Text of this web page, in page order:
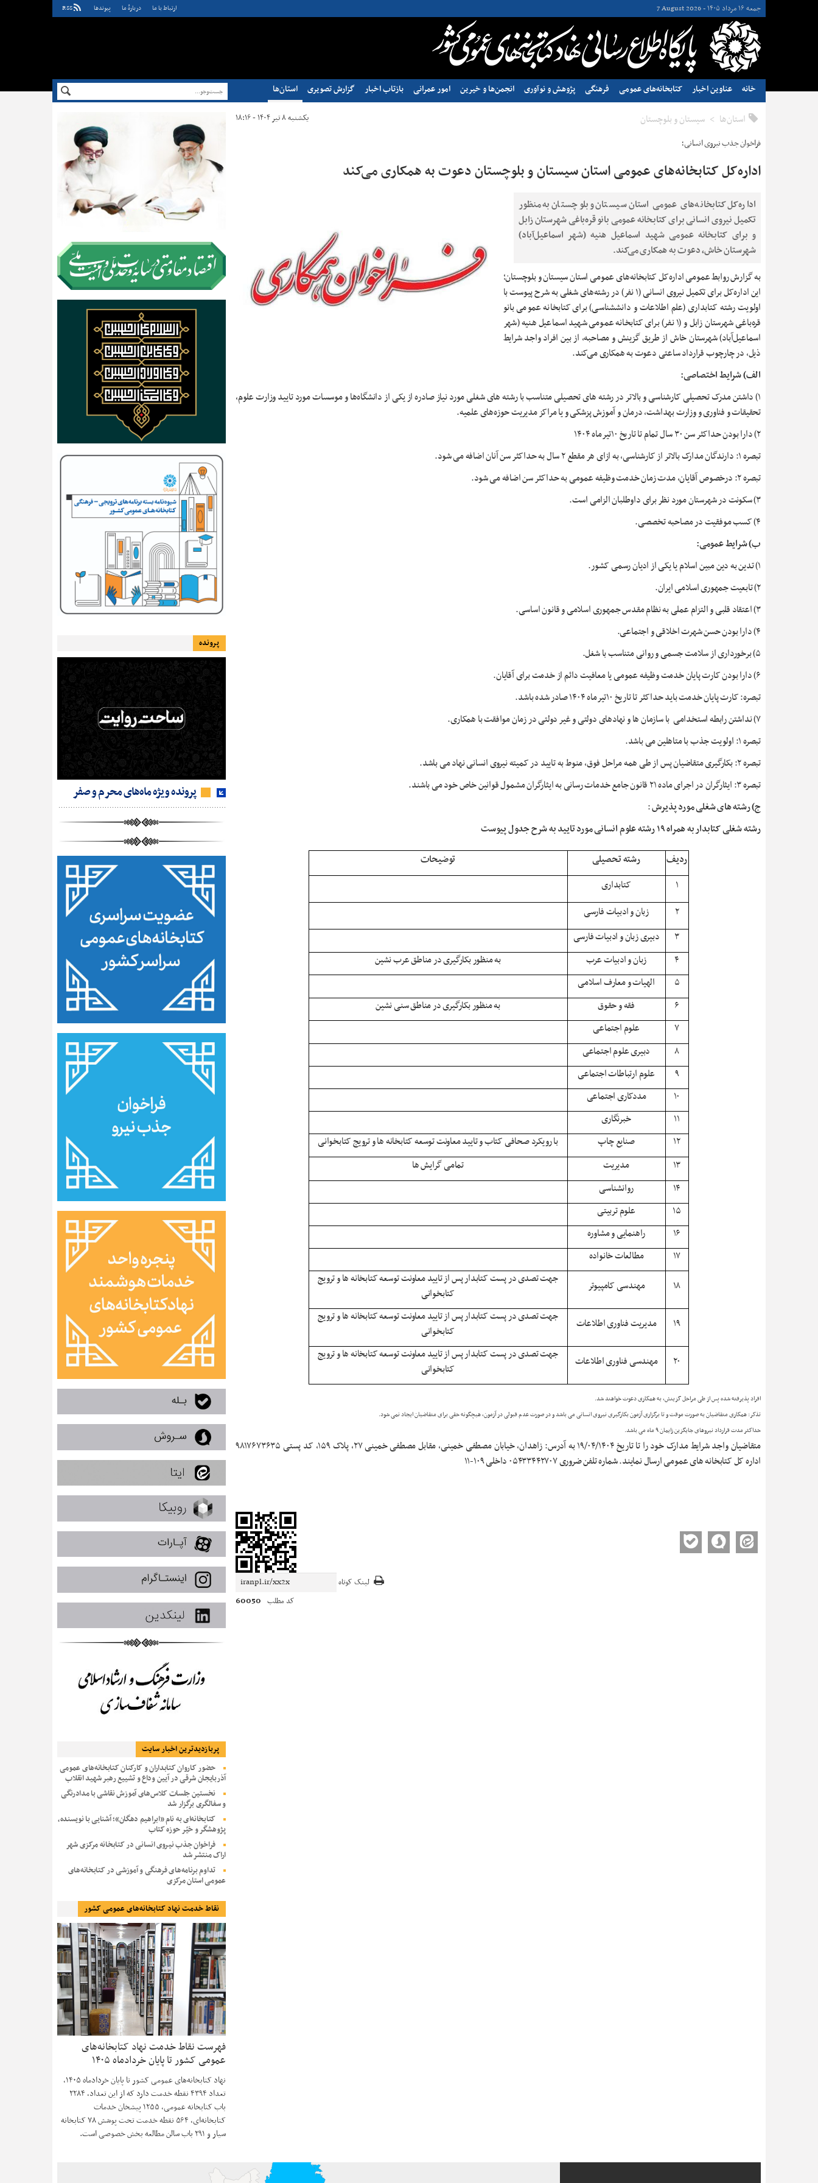
جمعه ۱۶ مرداد ۱۴۰۵ - 7 August 2026 ارتباط با ما دربارهٔ ما پيوندها RSS
خانه عناوین اخبار کتابخانه‌های عمومی فرهنگی پژوهش و نوآوری انجمن‌ها و خیرین امور عمرانی بازتاب اخبار گزارش تصویری استان‌ها
استان‌ها سيستان و بلوچستان یکشنبه ۸ تیر ۱۴۰۴ - ۱۸:۱۶
فراخوان جذب نیروی انسانی؛
اداره‌کل کتابخانه‌های عمومی استان سیستان و بلوچستان دعوت به همکاری می‌کند
اداره‌کل کتابخانه‌های عمومی استان سیستان و بلوچستان به منظور
تکمیل نیروی انسانی برای کتابخانه عمومی بانو قره‌باغی شهرستان زابل
و برای کتابخانه عمومی شهید اسماعیل هنیه (شهر اسماعیل‌آباد)
شهرستان خاش، دعوت به همکاری می‌کند.
به گزارش روابط عمومی اداره‌کل کتابخانه‌های عمومی استان سیستان و بلوچستان؛
این اداره‌کل برای تکمیل نیروی انسانی (۱ نفر) در رشته‌های شغلی به شرح پیوست با
اولویت رشته کتابداری (علم اطلاعات و دانش‎شناسی) برای کتابخانه عمومی بانو
قره‌باغی شهرستان زابل و (۱ نفر) برای کتابخانه عمومی شهید اسماعیل هنیه (شهر
اسماعیل‌آباد) شهرستان خاش از طریق گزینش و مصاحبه، از بین افراد واجد شرایط
ذیل، در چارچوب قرارداد ساعتی دعوت به همکاری می‌کند.
الف) شرایط اختصاصی:
۱) داشتن مدرک تحصیلی کارشناسی و بالاتر در رشته های تحصیلی متناسب با رشته های شغلی مورد نیاز صادره از یکی از دانشگاه‌ها و موسسات مورد تایید وزارت علوم،
تحقیقات و فناوری و وزارت بهداشت، درمان و آموزش پزشکی و یا مراکز مدیریت حوزه‌های علمیه.
۲) دارا بودن حداکثر سن ۳۰ سال تمام تا تاریخ ۱۰تیرماه ۱۴۰۴
تبصره ۱: دارندگان مدارک بالاتر از کارشناسی، به ازای هر مقطع ۲ سال به حداکثر سن آنان اضافه می شود.
تبصره ۲: درخصوص آقایان، مدت زمان خدمت وظیفه عمومی به حداکثر سن اضافه می شود.
۳) سکونت در شهرستان مورد نظر برای داوطلبان الزامی است.
۴) کسب موفقیت در مصاحبه تخصصی.
ب) شرایط عمومی:
۱) تدین به دین مبین اسلام یا یکی از ادیان رسمی کشور.
۲) تابعیت جمهوری اسلامی ایران.
۳) اعتقاد قلبی و التزام عملی به نظام مقدس جمهوری اسلامی و قانون اساسی.
۴) دارا بودن حسن شهرت اخلاقی و اجتماعی.
۵) برخورداری از سلامت جسمی و روانی متناسب با شغل.
۶) دارا بودن کارت پایان خدمت وظیفه عمومی یا معافیت دائم از خدمت برای آقایان.
تبصره: کارت پایان خدمت باید حداکثر تا تاریخ ۱۰تیرماه ۱۴۰۴ صادر شده باشد.
۷) نداشتن رابطه استخدامی با سازمان ها و نهادهای دولتی و غیر دولتی در زمان موافقت با همکاری.
تبصره ۱: اولویت جذب با متاهلین می باشد.
تبصره ۲: بکارگیری متقاضیان پس از طی همه مراحل فوق،‌ منوط به تایید در کمیته نیروی انسانی نهاد می باشد.
تبصره ۳: ایثارگران در اجرای ماده ۲۱ قانون جامع خدمات رسانی به ایثارگران مشمول قوانین خاص خود می باشند.
ج) رشته های شغلی مورد پذیرش:
رشته شغلی کتابدار به همراه ۱۹ رشته علوم انسانی مورد تایید به شرح جدول پیوست
ردیف
رشته تحصیلی
توضیحات
۱
کتابداری
۲
زبان و ادبیات فارسی
۳
دبیری زبان و ادبیات فارسی
۴
زبان و ادبیات عرب
به منظور بکارگیری در مناطق عرب نشین
۵
الهیات و معارف اسلامی
۶
فقه و حقوق
به منظور بکارگیری در مناطق سنی نشین
۷
علوم اجتماعی
۸
دبیری علوم اجتماعی
۹
علوم ارتباطات اجتماعی
۱۰
مددکاری اجتماعی
۱۱
خبرنگاری
۱۲
صنایع چاپ
با رویکرد صحافی کتاب و تایید معاونت توسعه کتابخانه ها و ترویج کتابخوانی
۱۳
مدیریت
تمامی گرایش ها
۱۴
روانشناسی
۱۵
علوم تربیتی
۱۶
راهنمایی و مشاوره
۱۷
مطالعات خانواده
۱۸
مهندسی کامپیوتر
جهت تصدی در پست کتابدار پس از تایید معاونت توسعه کتابخانه ها و ترویج
کتابخوانی
۱۹
مدیریت فناوری اطلاعات
جهت تصدی در پست کتابدار پس از تایید معاونت توسعه کتابخانه ها و ترویج
کتابخوانی
۲۰
مهندسی فناوری اطلاعات
جهت تصدی در پست کتابدار پس از تایید معاونت توسعه کتابخانه ها و ترویج
کتابخوانی
افراد پذیرفته شده پس از طی مراحل گزینش، به همکاری دعوت خواهند شد.
تذکر: همکاری متقاضیان به صورت موقت و تا برگزاری آزمون بکارگیری نیروی انسانی می باشد و در صورت عدم قبولی در آزمون، هیچگونه حقی برای متقاضیان ایجاد نمی شود.
حداکثر مدت قرارداد نیروهای جایگزین زایمان۹ماه می باشد.
متقاضیان واجد شرایط مدارک خود را تا تاریخ ۱۹/۰۴/۱۴۰۴ به آدرس: زاهدان، خیابان مصطفی خمینی، مقابل مصطفی خمینی ۲۷، پلاک ۱۵۹، کد پستی ۹۸۱۷۶۷۳۶۳۵
اداره کل کتابخانه های عمومی ارسال نمایند. شماره تلفن ضروری ۰۵۴۳۳۴۴۲۷۰۷ داخلی ۱۰۹-۱۱
لینک کوتاه
کد مطلب 60050
پرونده
پرونده ویژه ماه‌های محرم و صفر
پربازديدترين اخبار سایت
حضور کاروان کتابداران و کارکنان کتابخانه‌های عمومی
آذربایجان شرقی در آیین وداع و تشییع رهبر شهید انقلاب
نخستین جلسات کلاس‌های آموزش نقاشی با مدادرنگی
و سفالگری برگزار شد
کتابخانه‌ای به نام «ابراهیم دهگان»؛ آشنایی با نویسنده،
پژوهشگر و خیّر حوزه کتاب
فراخوان جذب نیروی انسانی در کتابخانه مرکزی شهر
اراک منتشر شد
تداوم برنامه‌های فرهنگی و آموزشی در کتابخانه‌های
عمومی استان مرکزی
نقاط خدمت نهاد کتابخانه‌های عمومی کشور
فهرست نقاط خدمت نهاد کتابخانه‌های
عمومی کشور تا پایان خردادماه ۱۴۰۵
نهاد کتابخانه‌های عمومی کشور تا پایان خردادماه ۱۴۰۵،
تعداد ۴۳۹۴ نقطه خدمت دارد که از این تعداد، ۲۲۸۴
باب کتابخانه عمومی، ۱۲۵۵ پیشخان خدمات
کتابخانه‌ای، ۵۶۴ نقطه خدمت تحت پوشش ۷۸ کتابخانه
سیار و ۲۹۱ باب سالن مطالعه بخش خصوصی است.